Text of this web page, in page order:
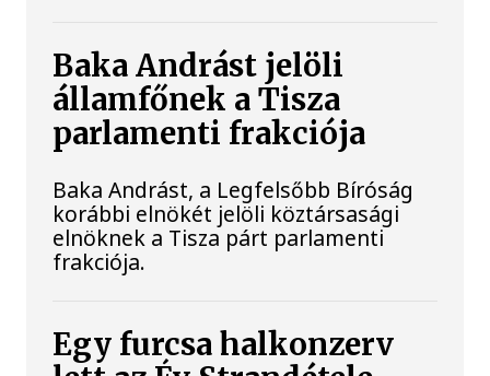
Baka Andrást jelöli
államfőnek a Tisza
parlamenti frakciója
Baka Andrást, a Legfelsőbb Bíróság
korábbi elnökét jelöli köztársasági
elnöknek a Tisza párt parlamenti
frakciója.
Egy furcsa halkonzerv